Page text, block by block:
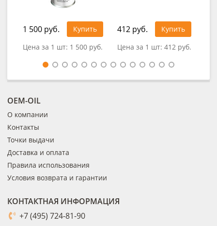
1 500 руб.
Купить
Цена за 1 шт: 1 500 руб.
412 руб.
Купить
Цена за 1 шт: 412 руб.
OEM-OIL
О компании
Контакты
Точки выдачи
Доставка и оплата
Правила использования
Условия возврата и гарантии
КОНТАКТНАЯ ИНФОРМАЦИЯ
+7 (495) 724-81-90